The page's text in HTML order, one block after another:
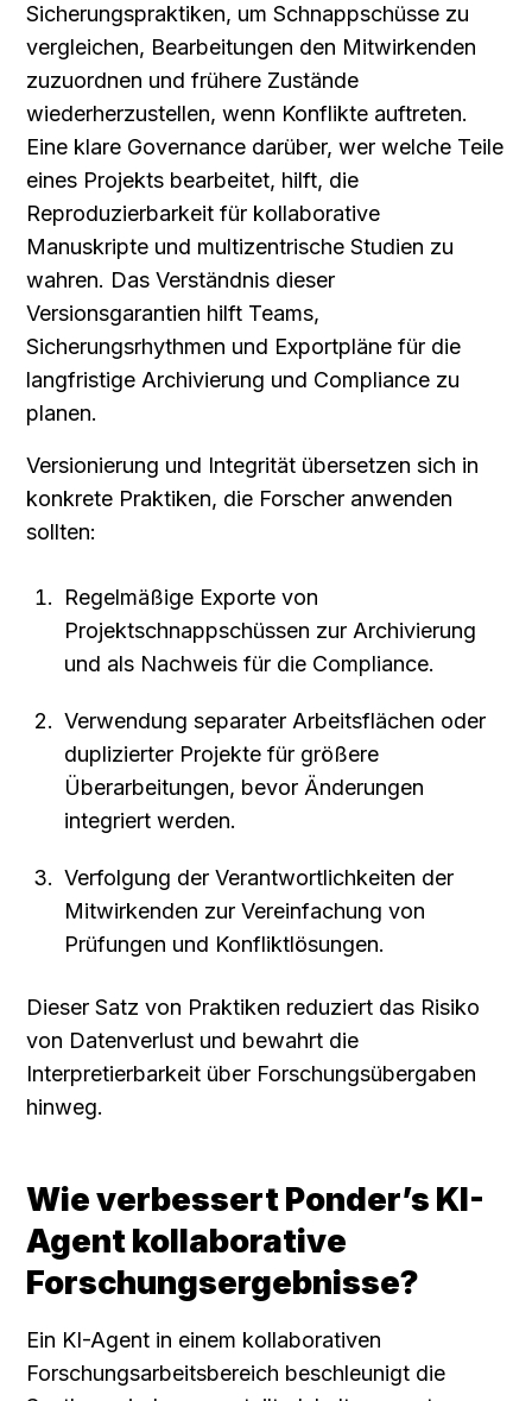
Sicherungspraktiken, um Schnappschüsse zu
vergleichen, Bearbeitungen den Mitwirkenden
zuzuordnen und frühere Zustände
wiederherzustellen, wenn Konflikte auftreten.
Eine klare Governance darüber, wer welche Teile
eines Projekts bearbeitet, hilft, die
Reproduzierbarkeit für kollaborative
Manuskripte und multizentrische Studien zu
wahren. Das Verständnis dieser
Versionsgarantien hilft Teams,
Sicherungsrhythmen und Exportpläne für die
langfristige Archivierung und Compliance zu
planen.
Versionierung und Integrität übersetzen sich in
konkrete Praktiken, die Forscher anwenden
sollten:
Regelmäßige Exporte von
Projektschnappschüssen zur Archivierung
und als Nachweis für die Compliance.
Verwendung separater Arbeitsflächen oder
duplizierter Projekte für größere
Überarbeitungen, bevor Änderungen
integriert werden.
Verfolgung der Verantwortlichkeiten der
Mitwirkenden zur Vereinfachung von
Prüfungen und Konfliktlösungen.
Dieser Satz von Praktiken reduziert das Risiko
von Datenverlust und bewahrt die
Interpretierbarkeit über Forschungsübergaben
hinweg.
Wie verbessert Ponder’s KI-
Agent kollaborative
Forschungsergebnisse?
Ein KI-Agent in einem kollaborativen
Forschungsarbeitsbereich beschleunigt die